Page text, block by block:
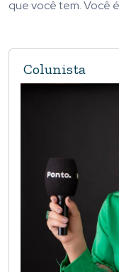
que você tem. Você
Colunista